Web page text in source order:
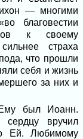
— многими
благовестии
к сво­ему
страха
что прошли
себя и жизнь
за них и
был Иоанн.
сердцу вручил
Ей. Любимому